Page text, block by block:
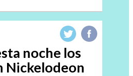
noche los
Nickelodeon